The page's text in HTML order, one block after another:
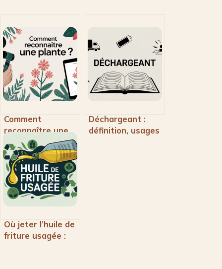
Comment
reconnaître une
plante : méthodes
efficaces et outils
pratiques
Déchargeant :
définition, usages
Où jeter l’huile de
friture usagée :